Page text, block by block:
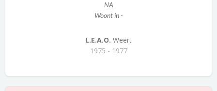
NA
Woont in -
L.E.A.O. Weert
1975 - 1977